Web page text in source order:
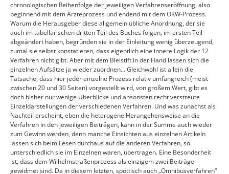
chronologischen Reihenfolge der jeweiligen Verfahrenseröffnung, also
beginnend mit dem Ärzteprozess und endend mit dem OKW-Prozess.
Warum die Herausgeber diese allgemein übliche Anordnung, der sie
auch im tabellarischen dritten Teil des Buches folgen, im ersten Teil
abgeändert haben, begründen sie in der Einleitung wenig überzeugend,
zumal sie selbst konstatieren, dass eigentlich eine innere Logik der 12
Verfahren nicht gibt. Aber mit dem Bleistift in der Hand lassen sich die
einzelnen Aufsätze ja wieder zuordnen… Gleichwohl ist allein die
Tatsache, dass hier jeder einzelne Prozess relativ umfangreich (meist
zwischen 20 und 30 Seiten) vorgestellt wird, von großem Wert, gibt es
doch bisher nur wenige Überblicke und ansonsten recht verstreute
Einzeldarstellungen der verschiedenen Verfahren. Und was zunächst als
Nachteil erscheint, eben die heterogene Herangehensweise an die
Verfahren in den jeweiligen Beiträgen, kann in der Summe auch wieder
zum Gewinn werden, denn manche Einsichten aus einzelnen Artikeln
lassen sich beim Lesen durchaus auf die anderen Verfahren, so
unterschiedlich sie im Einzelnen waren, übertragen. Eine Besonderheit
ist, dass dem Wilhelmstraßenprozess als einzigem zwei Beiträge
gewidmet sind. Da in diesem letzten, spöttisch auch „Omnibusverfahren“